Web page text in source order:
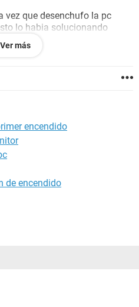
vez que desenchufo la pc
lo habia solucionando
desenchufar, pero ahora
cada rato y es molesto
de nuevo para que
Desde ya muchas gracias
Ver más
encendido
de encendido